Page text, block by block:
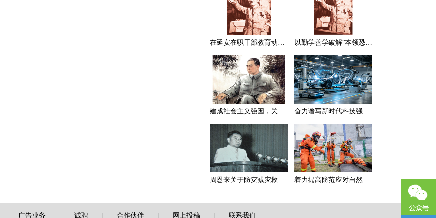
在延安在职干部教育动员大会上的讲话（节选） 以勤学善学破解“本领恐慌”
建成社会主义强国，关键在于实现科学技术现代化 奋力谱写新时代科技强国新篇章
周恩来关于防灾减灾救灾的一组论述 着力提高防范应对自然灾害能力
广告业务 诚聘| 合作伙伴| 网上投稿| 联系我们